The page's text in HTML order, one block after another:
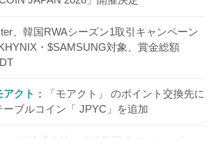
、韓国RWAシーズン1取引キャンペーン
・$SAMSUNG対象、賞金総額
クト
「モアクト」 のポイント交換先に
ーブルコイン「 JPYC」を追加
ード株式会社
信託型円建てステーブル